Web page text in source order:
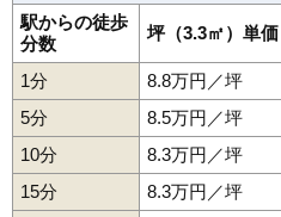
42 11条通
43
44 9条通
45 東6条 9.5万円
46 春光5条 9.5万円
47 緑が丘3条 9.4万円
駅からの徒歩
分数
坪（3.3㎡）単価
1分
8.8万円／坪
5分
8.5万円／坪
10分
8.3万円／坪
15分
8.3万円／坪